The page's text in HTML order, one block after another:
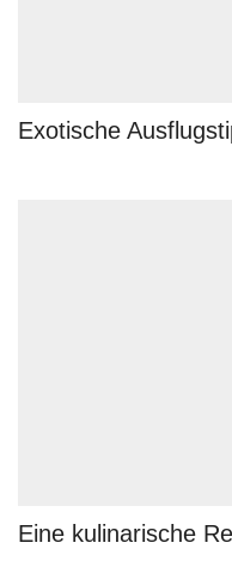
Exotische
Eine kulinarische